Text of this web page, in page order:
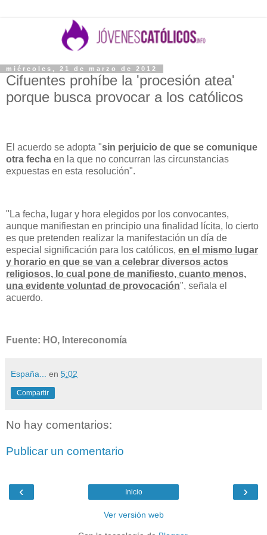
miércoles, 21 de marzo de 2012
Cifuentes prohíbe la 'procesión atea'
porque busca provocar a los católicos
El acuerdo se adopta "sin perjuicio de que se comunique
otra fecha en la que no concurran las circunstancias
expuestas en esta resolución".
"La fecha, lugar y hora elegidos por los convocantes,
aunque manifiestan en principio una finalidad lícita, lo cierto
es que pretenden realizar la manifestación un día de
especial significación para los católicos, en el mismo lugar
y horario en que se van a celebrar diversos actos
religiosos, lo cual pone de manifiesto, cuanto menos,
una evidente voluntad de provocación", señala el
acuerdo.
Fuente: HO, Intereconomía
España... en 5:02
Compartir
No hay comentarios:
Publicar un comentario
‹ ›
Inicio
Ver versión web